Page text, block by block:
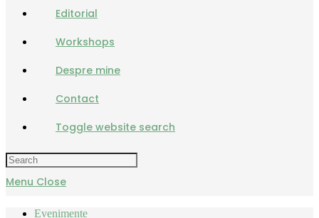
Editorial
Workshops
Despre mine
Contact
Toggle website search
Menu Close
Evenimente